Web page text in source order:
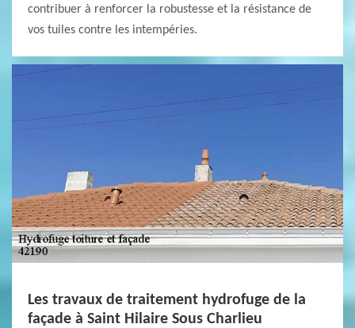
contribuer à renforcer la robustesse et la résistance de
vos tuiles contre les intempéries.
Les travaux de traitement hydrofuge de la
façade à Saint Hilaire Sous Charlieu